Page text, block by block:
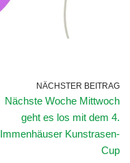
NÄCHSTER BEITRAG
Nächste Woche Mittwoch
geht es los mit dem 4.
Immenhäuser Kunstrasen-
Cup